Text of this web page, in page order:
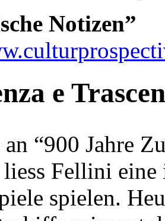
Notizen”
e
“900 Jahre
Fellini
spielen.